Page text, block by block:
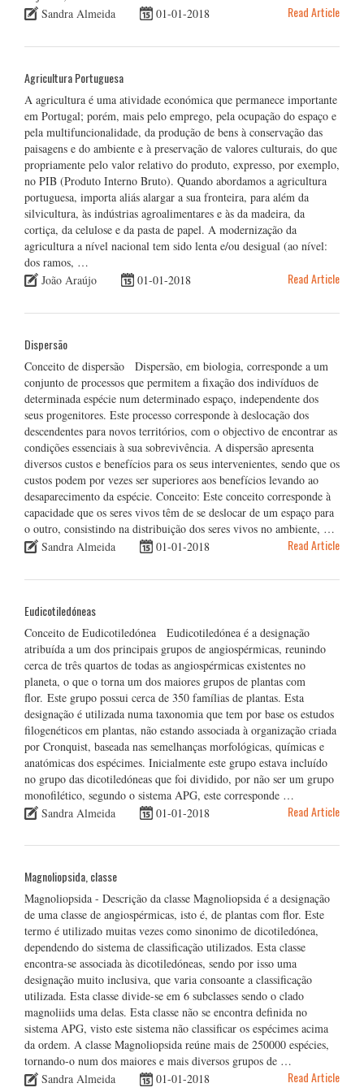
Sandra Almeida
01-01-2018 Read Article
Agricultura Portuguesa
A agricultura é uma atividade económica que permanece importante
em Portugal; porém, mais pelo emprego, pela ocupação do espaço e
pela multifuncionalidade, da produção de bens à conservação das
paisagens e do ambiente e à preservação de valores culturais, do que
propriamente pelo valor relativo do produto, expresso, por exemplo,
no PIB (Produto Interno Bruto). Quando abordamos a agricultura
portuguesa, importa aliás alargar a sua fronteira, para além da
silvicultura, às indústrias agroalimentares e às da madeira, da
cortiça, da celulose e da pasta de papel. A modernização da
agricultura a nível nacional tem sido lenta e/ou desigual (ao nível:
dos ramos, …
João Araújo
01-01-2018 Read Article
Dispersão
Conceito de dispersão Dispersão, em biologia, corresponde a um
conjunto de processos que permitem a fixação dos indivíduos de
determinada espécie num determinado espaço, independente dos
seus progenitores. Este processo corresponde à deslocação dos
descendentes para novos territórios, com o objectivo de encontrar as
condições essenciais à sua sobrevivência. A dispersão apresenta
diversos custos e benefícios para os seus intervenientes, sendo que os
custos podem por vezes ser superiores aos benefícios levando ao
desaparecimento da espécie. Conceito: Este conceito corresponde à
capacidade que os seres vivos têm de se deslocar de um espaço para
o outro, consistindo na distribuição dos seres vivos no ambiente, …
Sandra Almeida
01-01-2018 Read Article
Eudicotiledóneas
Conceito de Eudicotiledónea Eudicotiledónea é a designação
atribuída a um dos principais grupos de angiospérmicas, reunindo
cerca de três quartos de todas as angiospérmicas existentes no
planeta, o que o torna um dos maiores grupos de plantas com
flor. Este grupo possui cerca de 350 famílias de plantas. Esta
designação é utilizada numa taxonomia que tem por base os estudos
filogenéticos em plantas, não estando associada à organização criada
por Cronquist, baseada nas semelhanças morfológicas, químicas e
anatómicas dos espécimes. Inicialmente este grupo estava incluído
no grupo das dicotiledóneas que foi dividido, por não ser um grupo
monofilético, segundo o sistema APG, este corresponde …
Sandra Almeida
01-01-2018 Read Article
Magnoliopsida, classe
Magnoliopsida - Descrição da classe Magnoliopsida é a designação
de uma classe de angiospérmicas, isto é, de plantas com flor. Este
termo é utilizado muitas vezes como sinonimo de dicotiledónea,
dependendo do sistema de classificação utilizados. Esta classe
encontra-se associada às dicotiledóneas, sendo por isso uma
designação muito inclusiva, que varia consoante a classificação
utilizada. Esta classe divide-se em 6 subclasses sendo o clado
magnoliids uma delas. Esta classe não se encontra definida no
sistema APG, visto este sistema não classificar os espécimes acima
da ordem. A classe Magnoliopsida reúne mais de 250000 espécies,
tornando-o num dos maiores e mais diversos grupos de …
Sandra Almeida
01-01-2018 Read Article